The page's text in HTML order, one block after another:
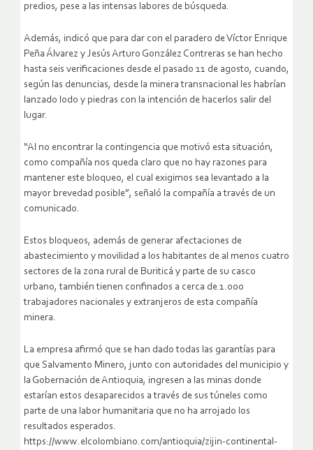
predios, pese a las intensas labores de búsqueda.
Además, indicó que para dar con el paradero de Víctor Enrique
Peña Álvarez y Jesús Arturo González Contreras se han hecho
hasta seis verificaciones desde el pasado 11 de agosto, cuando,
según las denuncias, desde la minera transnacional les habrían
lanzado lodo y piedras con la intención de hacerlos salir del
lugar.
“Al no encontrar la contingencia que motivó esta situación,
como compañía nos queda claro que no hay razones para
mantener este bloqueo, el cual exigimos sea levantado a la
mayor brevedad posible”, señaló la compañía a través de un
comunicado.
Estos bloqueos, además de generar afectaciones de
abastecimiento y movilidad a los habitantes de al menos cuatro
sectores de la zona rural de Buriticá y parte de su casco
urbano, también tienen confinados a cerca de 1.000
trabajadores nacionales y extranjeros de esta compañía
minera.
La empresa afirmó que se han dado todas las garantías para
que Salvamento Minero, junto con autoridades del municipio y
la Gobernación de Antioquia, ingresen a las minas donde
estarían estos desaparecidos a través de sus túneles como
parte de una labor humanitaria que no ha arrojado los
resultados esperados.
https://www.elcolombiano.com/antioquia/zijin-continental-